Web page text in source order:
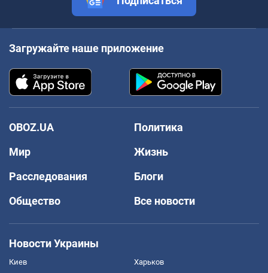
Загружайте наше приложение
OBOZ.UA
Политика
Мир
Жизнь
Расследования
Блоги
Общество
Все новости
Новости Украины
Киев Харьков